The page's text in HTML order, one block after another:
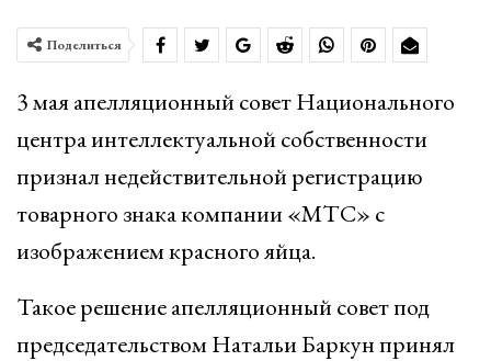
Поделиться
3 мая апелляционный совет Национального
центра интеллектуальной собственности
признал недействительной регистрацию
товарного знака компании «МТС» с
изображением красного яйца.
Такое решение апелляционный совет под
председательством Натальи Баркун принял